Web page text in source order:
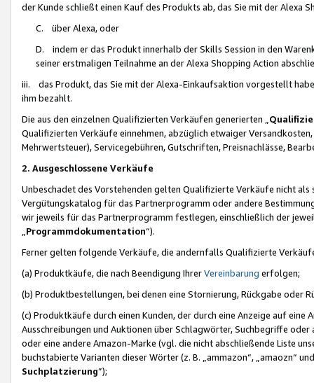
der Kunde schließt einen Kauf des Produkts ab, das Sie mit der Alexa
C. über Alexa, oder
D. indem er das Produkt innerhalb der Skills Session in den
seiner erstmaligen Teilnahme an der Alexa Shopping Action
iii. das Produkt, das Sie mit der Alexa-Einkaufsaktion vorgestellt
ihm bezahlt.
Die aus den einzelnen Qualifizierten Verkäufen generierten „
Qualifizierten Verkäufe einnehmen, abzüglich etwaiger
Mehrwertsteuer), Servicegebühren, Gutschriften, Preisnachlässe,
2. Ausgeschlossene Verkäufe
Unbeschadet des Vorstehenden gelten Qualifizierte Verkäufe nicht
Vergütungskatalog für das Partnerprogramm oder andere
wir jeweils für das Partnerprogramm festlegen, einschließlich der
Programmdokumentation“).
Ferner gelten folgende Verkäufe, die andernfalls Qualifizierte
(a) Produktkäufe, die nach Beendigung IhrerVereinbarung erfolgen;
(b) Produktbestellungen, bei denen eine Stornierung, Rückgabe oder
(c) Produktkäufe durch einen Kunden, der durch eine Anzeige auf
Ausschreibungen und Auktionen über Schlagwörter, Suchbegriffe
oder eine andere Amazon-Marke (vgl. die nicht abschließende Liste
buchstabierte Varianten dieser Wörter (z. B. „ammazon“, „amaozn“
Suchplatzierung”);